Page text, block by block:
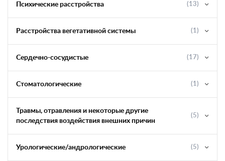
Психические расстройства (13)
Расстройства вегетативной системы (1)
Сердечно-сосудистые (17)
Стоматологические (1)
Травмы, отравления и некоторые другие
последствия воздействия внешних причин
(5)
Урологические/андрологические (5)